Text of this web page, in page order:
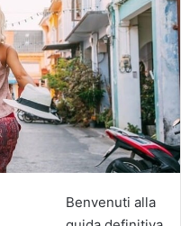
Benvenuti alla